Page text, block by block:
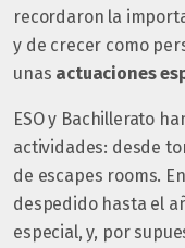
recordaron la
y de crecer como
unas actuaciones
ESO y Bachillerato
actividades: desde
de escapes rooms.
despedido hasta el
especial, y, por